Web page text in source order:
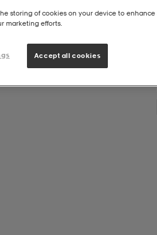
storing of cookies on your device to enhance
marketing efforts.
Accept all cookies